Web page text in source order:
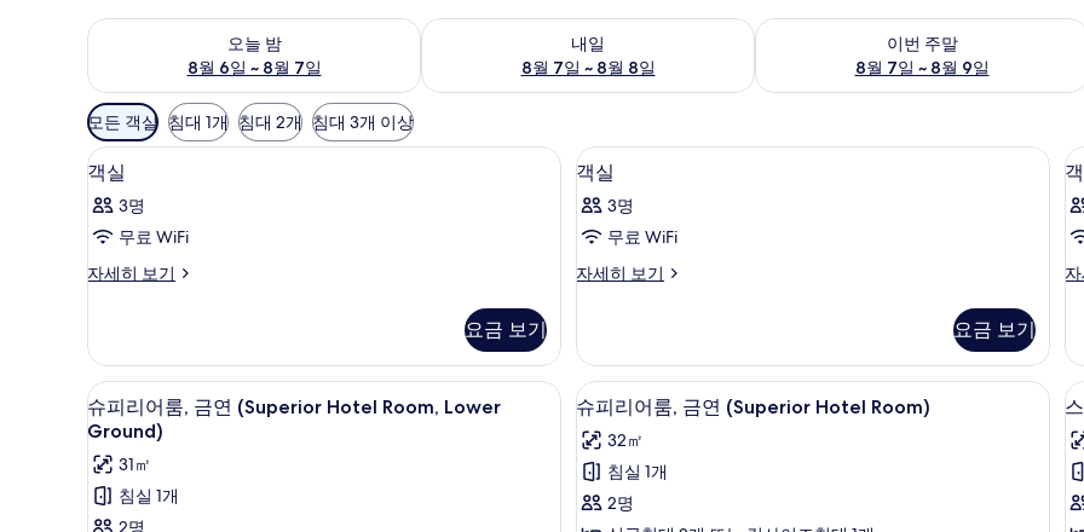
오늘 밤
8월 6일 ~ 8월 7일
오늘 밤 예약 가능 여부 확인, 8월 6일 ~ 8월 7일
내일
8월 7일 ~ 8월 8일
내일 예약 가능 여부 확인, 8월 7일 ~ 8월 8일
이번 주말
8월 7일 ~ 8월 9일
이번 주말 예약 가능 여부 확인, 8월 7일
객
실
에
사
용
가
능
터
모든 객실 침대 1개 침대 2개 침대 3개 이상
객
실
사
모
보
기
객실 내 금고, 책상, 무료 WiFi, 침대 시트
1
객실
3명
무료 WiFi
자세히 보기
객
히
보
기
요금 보기
객
실
사
모
보
기
객실 내 금고, 책상, 무료 WiFi, 침대 시트
1
객실
3명
무료 WiFi
자세히 보기
객
히
보
기
요금 보기
객
보
객
히
보
기
슈
피
리
어
룸,
객실 내 금고, 책상, 무료 WiFi, 침대 시트
9
슈피리어룸, 금연 (Superior Hotel Room, Lower
Ground)
31㎡
침실 1개
2명
슈
피
리
어
룸,
객실 내 금고, 책상, 무료 WiFi, 침대 시트
8
슈피리어룸, 금연 (Superior Hotel Room)
32㎡
침실 1개
2명
스
금